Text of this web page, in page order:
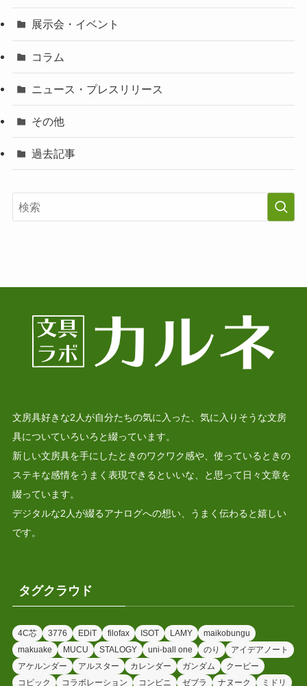
展示会・イベント
コラム
ニュース・プレスリリース
その他
過去記事
文房具好きな2人が自分たちの気に入った、気に入りそうな文房
具についていろいろと綴っています。
新しい文房具を手にしたときのワクワク感や、使っているときの
ステキな感情をうまく表現できるといいな、と思って日々文章を
綴っています。
デジタルな2人が綴るアナログへの想い、うまく伝わると嬉しい
です。
タグクラウド
4C芯 3776 EDiT filofax ISOT LAMY
maikobungu
makuake
MUCU STALOGY uni-ball one のり
アイデアノート
アケルンダー
アルスター カレンダー ガンダム
クーピー
コピック
コラボレーション コンビニ ゼブラ ナヌーク ミドリ